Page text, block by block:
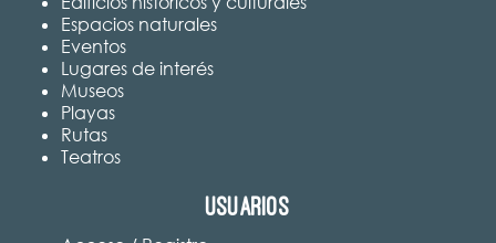
Espacios naturales
Eventos
Lugares de interés
Museos
Playas
Rutas
Teatros
Usuarios